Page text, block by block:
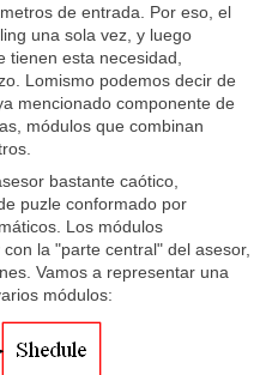
de entrada. Por eso, el
una sola vez, y luego
tienen esta necesidad,
Lomismo podemos decir de
mencionado componente de
módulos que combinan
bastante caótico,
puzle conformado por
Los módulos
la "parte central" del asesor,
Vamos a representar una
módulos: